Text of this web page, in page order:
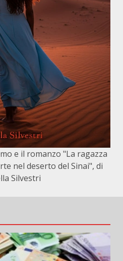
e il romanzo "La ragazza
nel deserto del Sinai", di
Silvestri